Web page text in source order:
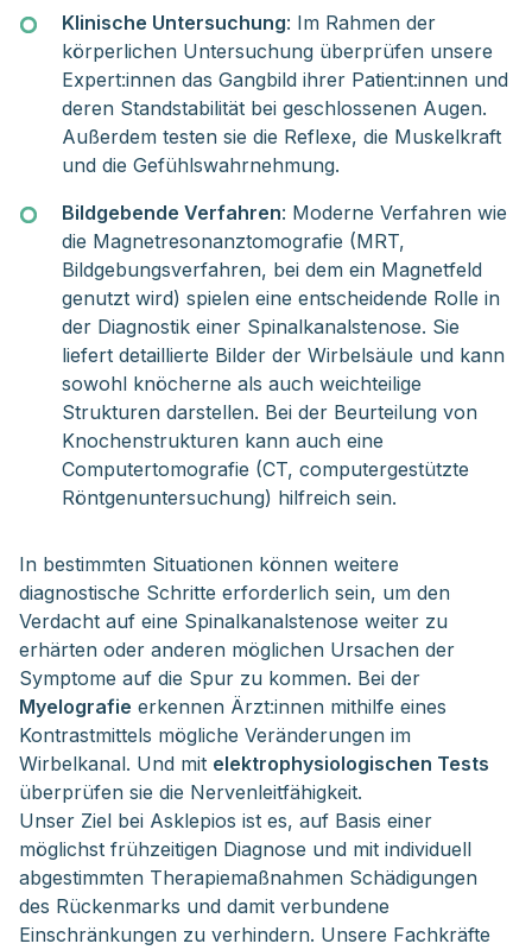
Klinische Untersuchung: Im Rahmen der
körperlichen Untersuchung überprüfen unsere
Expert:innen das Gangbild ihrer Patient:innen und
deren Standstabilität bei geschlossenen Augen.
Außerdem testen sie die Reflexe, die Muskelkraft
und die Gefühlswahrnehmung.
Bildgebende Verfahren: Moderne Verfahren wie
die Magnetresonanztomografie (MRT,
Bildgebungsverfahren, bei dem ein Magnetfeld
genutzt wird) spielen eine entscheidende Rolle in
der Diagnostik einer Spinalkanalstenose. Sie
liefert detaillierte Bilder der Wirbelsäule und kann
sowohl knöcherne als auch weichteilige
Strukturen darstellen. Bei der Beurteilung von
Knochenstrukturen kann auch eine
Computertomografie (CT, computergestützte
Röntgenuntersuchung) hilfreich sein.
In bestimmten Situationen können weitere
diagnostische Schritte erforderlich sein, um den
Verdacht auf eine Spinalkanalstenose weiter zu
erhärten oder anderen möglichen Ursachen der
Symptome auf die Spur zu kommen. Bei der
Myelografie erkennen Ärzt:innen mithilfe eines
Kontrastmittels mögliche Veränderungen im
Wirbelkanal. Und mit elektrophysiologischen Tests
überprüfen sie die Nervenleitfähigkeit.
Unser Ziel bei Asklepios ist es, auf Basis einer
möglichst frühzeitigen Diagnose und mit individuell
abgestimmten Therapiemaßnahmen Schädigungen
des Rückenmarks und damit verbundene
Einschränkungen zu verhindern. Unsere Fachkräfte